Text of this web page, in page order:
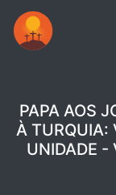
PAPA AOS
À TURQUIA:
UNIDADE -